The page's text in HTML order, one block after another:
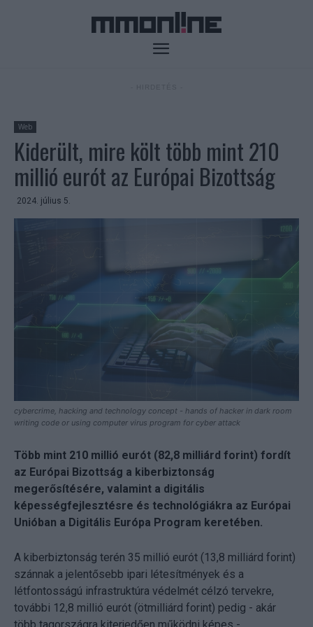
Web
Kiderült, mire költ több mint 210
millió eurót az Európai Bizottság
2024. július 5.
cybercrime, hacking and technology concept - hands of hacker in dark room
writing code or using computer virus program for cyber attack
Több mint 210 millió eurót (82,8 milliárd forint) fordít
az Európai Bizottság a kiberbiztonság
megerősítésére, valamint a digitális
képességfejlesztésre és technológiákra az Európai
Unióban a Digitális Európa Program keretében.
A kiberbiztonság terén 35 millió eurót (13,8 milliárd forint)
szánnak a jelentősebb ipari létesítmények és a
létfontosságú infrastruktúra védelmét célzó tervekre,
további 12,8 millió eurót (ötmilliárd forint) pedig - akár
több tagországra kiterjedően működni képes -